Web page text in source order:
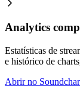
Analytics
Estatísticas de
e histórico de
Abrir no